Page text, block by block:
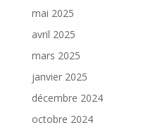
mai 2025
avril 2025
mars 2025
janvier 2025
décembre 2024
octobre 2024